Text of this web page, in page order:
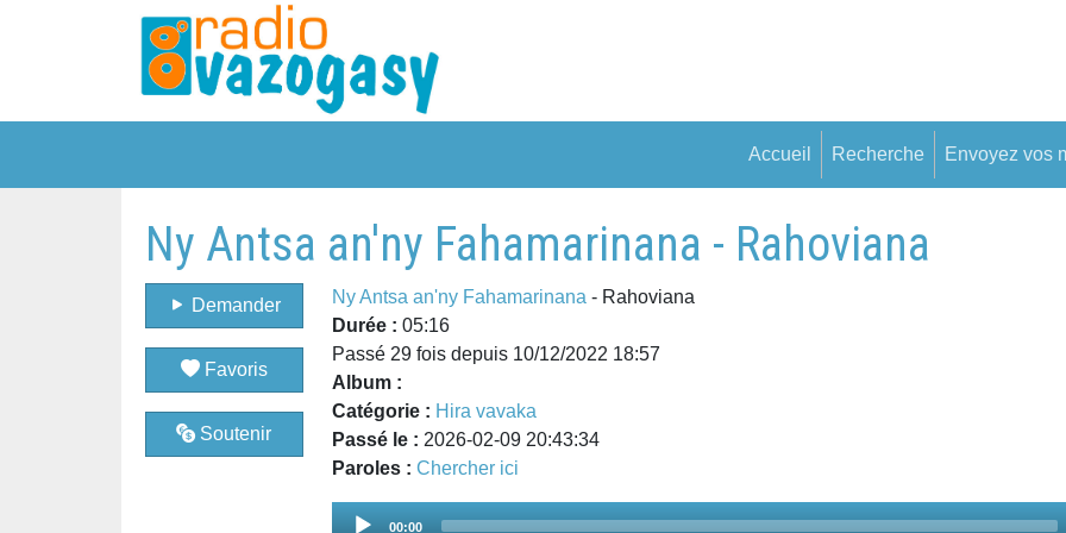
Accueil Recherche Envoyez vos
Ny Antsa an'ny Fahamarinana - Rahoviana
Demander
Favoris
Soutenir
Ny Antsa an'ny Fahamarinana - Rahoviana
Durée : 05:16
Passé 29 fois depuis 10/12/2022 18:57
Album :
Catégorie : Hira vavaka
Passé le : 2026-02-09 20:43:34
Paroles : Chercher ici
Audio
00:00